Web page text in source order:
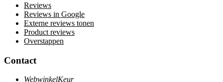
Reviews
Reviews in Google
Externe reviews tonen
Product reviews
Overstappen
Contact
WebwinkelKeur